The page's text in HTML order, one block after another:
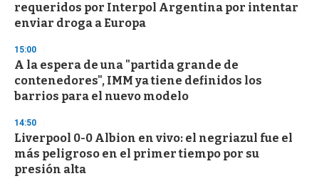
c
o
d
s
requeridos por Interpol Argentina por intentar
enviar droga a Europa
15:00
A la espera de una "partida grande de
contenedores", IMM ya tiene definidos los
barrios para el nuevo modelo
14:50
Liverpool 0-0 Albion en vivo: el negriazul fue el
más peligroso en el primer tiempo por su
presión alta